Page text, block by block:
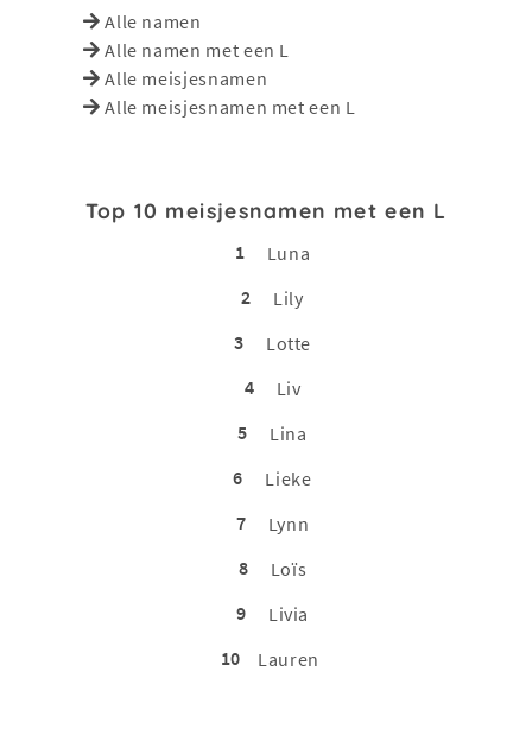
Alle namen
Alle namen met een L
Alle meisjesnamen
Alle meisjesnamen met een L
Top 10 meisjesnamen met een L
1
Luna
2
Lily
3
Lotte
4
Liv
5
Lina
6
Lieke
7
Lynn
8
Loïs
9
Livia
10
Lauren